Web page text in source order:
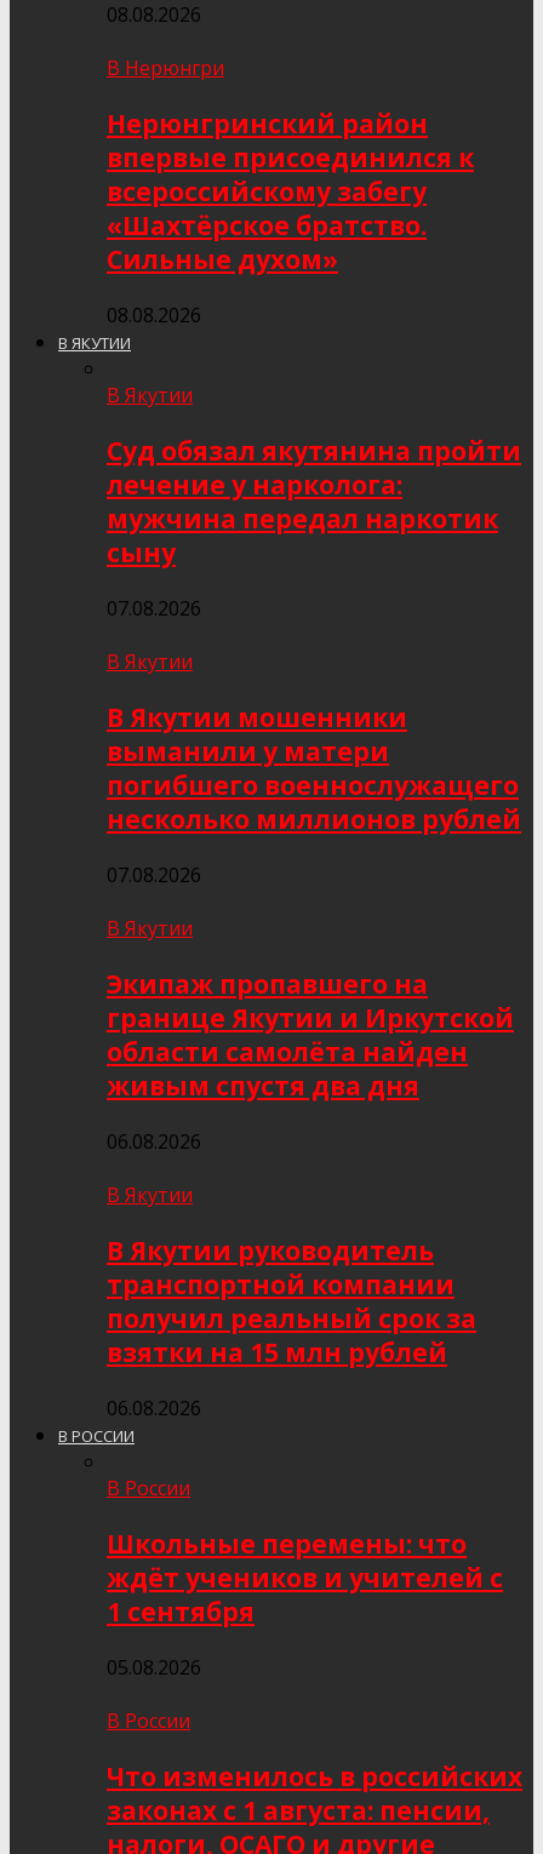
08.08.2026
В Нерюнгри
Нерюнгринский район
впервые присоединился к
всероссийскому забегу
«Шахтёрское братство.
Сильные духом»
08.08.2026
В ЯКУТИИ
В Якутии
Суд обязал якутянина пройти
лечение у нарколога:
мужчина передал наркотик
сыну
07.08.2026
В Якутии
В Якутии мошенники
выманили у матери
погибшего военнослужащего
несколько миллионов рублей
07.08.2026
В Якутии
Экипаж пропавшего на
границе Якутии и Иркутской
области самолёта найден
живым спустя два дня
06.08.2026
В Якутии
В Якутии руководитель
транспортной компании
получил реальный срок за
взятки на 15 млн рублей
06.08.2026
В РОССИИ
В России
Школьные перемены: что
ждёт учеников и учителей с
1 сентября
05.08.2026
В России
Что изменилось в российских
законах с 1 августа: пенсии,
налоги, ОСАГО и другие